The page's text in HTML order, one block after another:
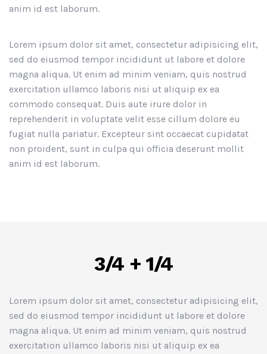
anim id est laborum.
Lorem ipsum dolor sit amet, consectetur adipisicing elit,
sed do eiusmod tempor incididunt ut labore et dolore
magna aliqua. Ut enim ad minim veniam, quis nostrud
exercitation ullamco laboris nisi ut aliquip ex ea
commodo consequat. Duis aute irure dolor in
reprehenderit in voluptate velit esse cillum dolore eu
fugiat nulla pariatur. Excepteur sint occaecat cupidatat
non proident, sunt in culpa qui officia deserunt mollit
anim id est laborum.
3/4 + 1/4
Lorem ipsum dolor sit amet, consectetur adipisicing elit,
sed do eiusmod tempor incididunt ut labore et dolore
magna aliqua. Ut enim ad minim veniam, quis nostrud
exercitation ullamco laboris nisi ut aliquip ex ea